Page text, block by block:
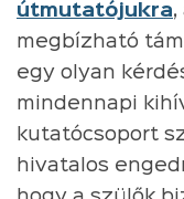
útmutatójukra,
megbízható
egy olyan
mindennapi
kutatócsoport
hivatalos